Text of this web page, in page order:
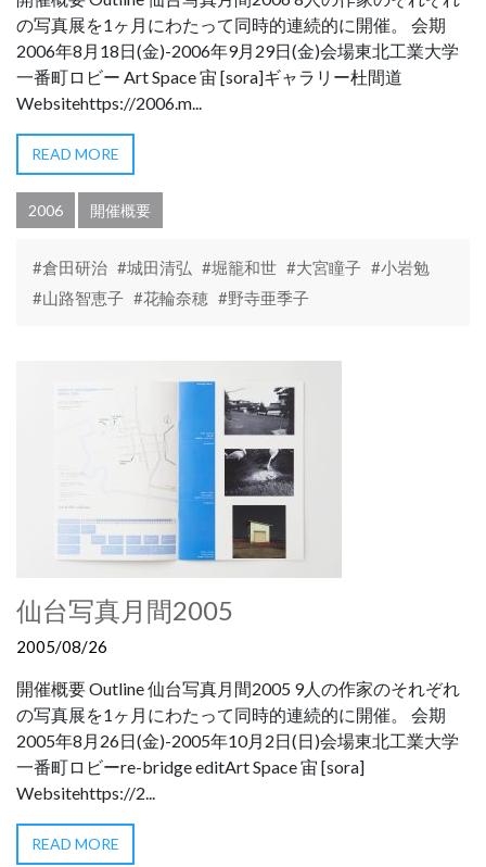
の写真展を1ヶ月にわたって同時的連続的に開催。 会期
2006年8月18日(金)-2006年9月29日(金)会場東北工業大学
一番町ロビー Art Space 宙 [sora]ギャラリー杜間道
Websitehttps://2006.m...
READ MORE
2006 開催概要
#倉田研治 #城田清弘 #堀籠和世 #大宮瞳子 #小岩勉
#山路智恵子 #花輪奈穂 #野寺亜季子
仙台写真月間2005
2005/08/26
開催概要 Outline 仙台写真月間2005 9人の作家のそれぞれ
の写真展を1ヶ月にわたって同時的連続的に開催。 会期
2005年8月26日(金)-2005年10月2日(日)会場東北工業大学
一番町ロビーre-bridge editArt Space 宙 [sora]
Websitehttps://2...
READ MORE